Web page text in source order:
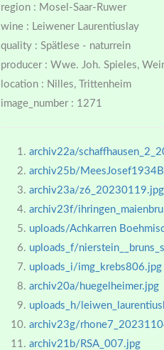
region : Mosel-Saar-Ruwer
wine : Leiwener Laurentiuslay
quality : Spätlese - naturrein
producer : Wwe. Joh. Spieles,
location : Nilles, Trittenheim
image_number : 1271
archiv22a/
archiv25b/
archiv23a/z6_20230119.jpg
archiv23f/
uploads/Achkarren
uploads_f/
uploads_i/img_krebs806.jpg
archiv20a/huegelheimer.jpg
uploads_h/
archiv23g/
archiv21b/RSA_007.jpg